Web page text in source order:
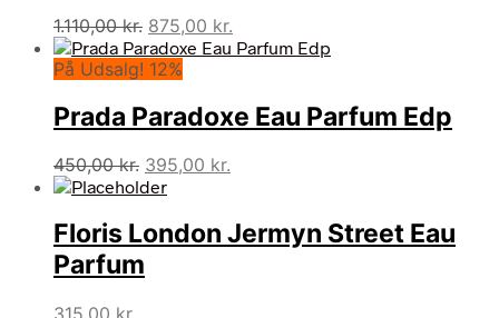
1.110,00kr. Den
oprindelige
pris
1.110,00 kr..
875,00 kr.
aktuelle
875,00 kr..
På Udsalg! 12%
Prada Paradoxe Eau Parfum Edp
450,00kr. Den
oprindelige
var:
450,00 kr..
395,00 kr.
er:
395,00 kr..
Floris London Jermyn Street Eau
Parfum
315,00 kr.